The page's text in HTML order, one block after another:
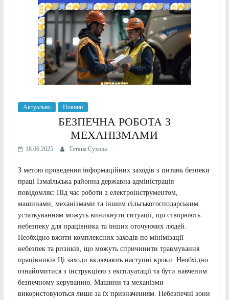
Актуально Новини
БЕЗПЕЧНА РОБОТА З
МЕХАНІЗМАМИ
18.06.2025 Тетяна Сухова
З метою проведення інформаційних заходів з питань безпеки
праці Ізмаїльська районна державна адміністрація
повідомляє: Під час роботи з електроінструментом,
машинами, механізмами та іншим сільськогосподарським
устаткуванням можуть виникнути ситуації, що створюють
небезпеку для працівника та інших оточуючих людей.
Необхідно вжити комплексних заходів по мінімізації
небезпек та ризиків, що можуть спричинити травмування
працівників Ці заходи включають наступні кроки. Необхідно
ознайомитися з інструкцією з експлуатації та бути навченим
безпечному керуванню. Машини та механізми
використовуються лише за їх призначенням. Небезпечні зони